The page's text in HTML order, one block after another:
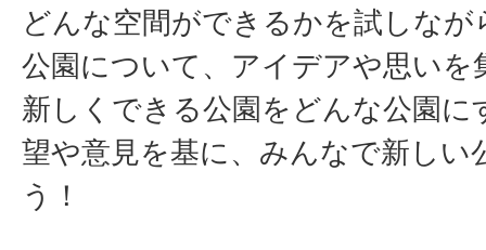
どんな空間ができるかを試しな
公園について、アイデアや思いを
新しくできる公園をどんな公園
望や意見を基に、みんなで新しい
う！